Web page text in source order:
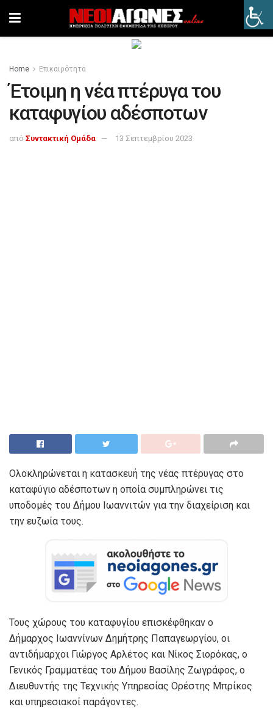
Home Επικαιρότητα
Έτοιμη η νέα πτέρυγα του
καταφυγίου αδέσποτων
από Συντακτική Ομάδα 13 Σεπτεμβρίου 2023
Ολοκληρώνεται η κατασκευή της νέας πτέρυγας στο
καταφύγιο αδέσποτων η οποία συμπληρώνει τις
υποδομές του Δήμου Ιωαννιτών για την διαχείριση και
την ευζωία τους.
Τους χώρους του καταφυγίου επισκέφθηκαν ο
Δήμαρχος Ιωαννίνων Δημήτρης Παπαγεωργίου, οι
αντιδήμαρχοι Γιώργος Αρλέτος και Νίκος Σιορόκας, ο
Γενικός Γραμματέας του Δήμου Βασίλης Ζωγράφος, ο
Διευθυντής της Τεχνικής Υπηρεσίας Ορέστης Μπρίκος
και υπηρεσιακοί παράγοντες.